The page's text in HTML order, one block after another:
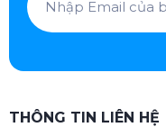
THÔNG TIN LIÊN HỆ